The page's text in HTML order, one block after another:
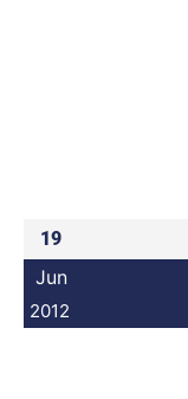
19
Jun
2012